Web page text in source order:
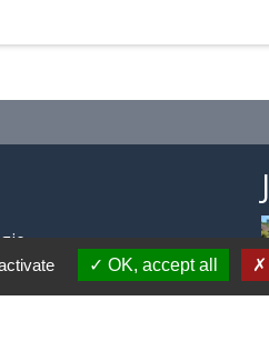
de TALLARDOK, accept all